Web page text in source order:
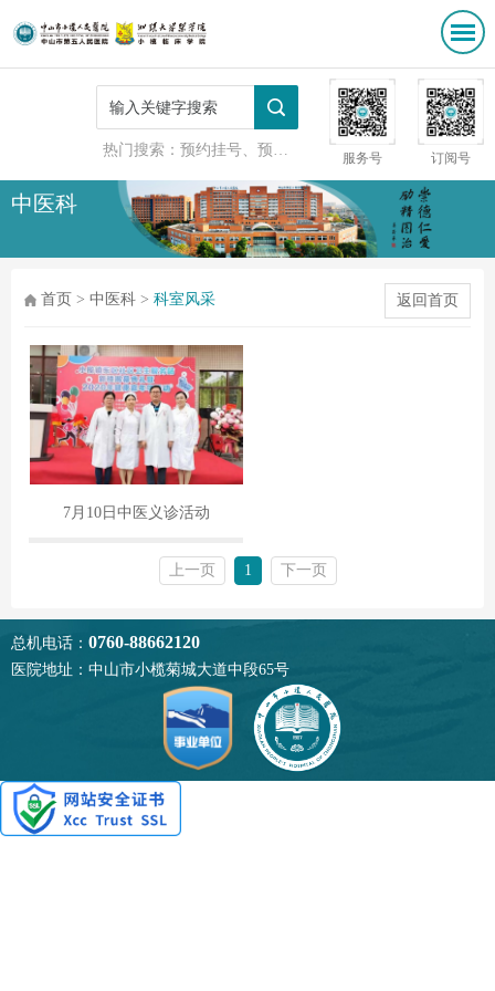
热门搜索：预约挂号、预防接种 服务号 订阅号
中医科
返回首页
首页 >中医科 >科室风采
7月10日中医义诊活动
上一页 1 下一页
总机电话： 0760-88662120
医院地址：中山市小榄菊城大道中段65号